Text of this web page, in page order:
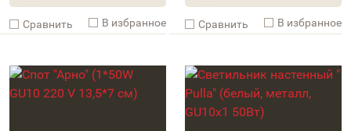
Cравнить В избранное Cравнить В избранное